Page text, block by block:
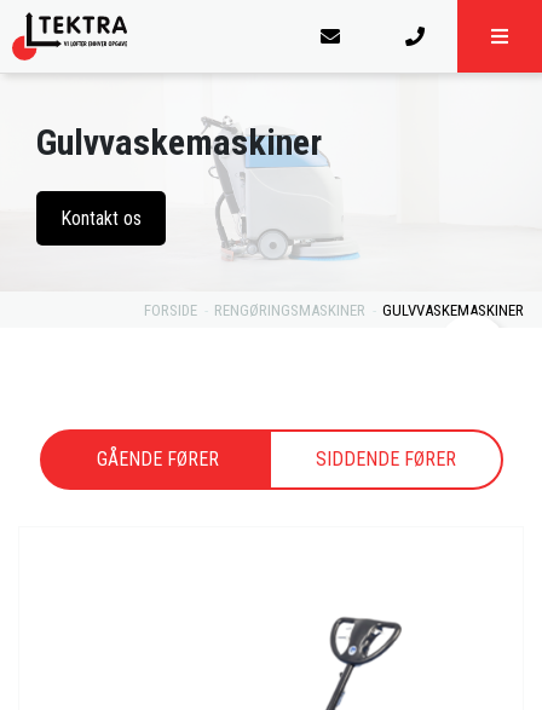
Gulvvaskemaskiner
Kontakt os
FORSIDE RENGØRINGSMASKINER GULVVASKEMASKINER
GÅENDE FØRER SIDDENDE FØRER